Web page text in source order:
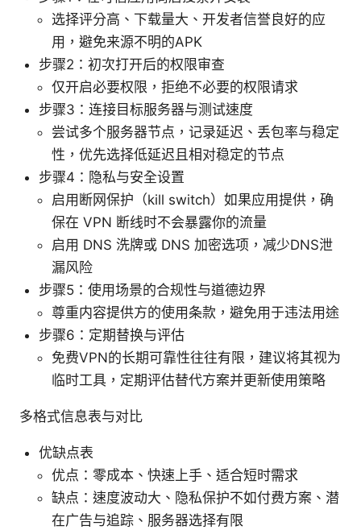
选择评分高、下载量大、开发者信誉良好的应
用，避免来源不明的APK
步骤2：初次打开后的权限审查
仅开启必要权限，拒绝不必要的权限请求
步骤3：连接目标服务器与测试速度
尝试多个服务器节点，记录延迟、丢包率与稳定
性，优先选择低延迟且相对稳定的节点
步骤4：隐私与安全设置
启用断网保护（kill switch）如果应用提供，确
保在 VPN 断线时不会暴露你的流量
启用 DNS 洗牌或 DNS 加密选项，减少DNS泄
漏风险
步骤5：使用场景的合规性与道德边界
尊重内容提供方的使用条款，避免用于违法用途
步骤6：定期替换与评估
免费VPN的长期可靠性往往有限，建议将其视为
临时工具，定期评估替代方案并更新使用策略
多格式信息表与对比
优缺点表
优点：零成本、快速上手、适合短时需求
缺点：速度波动大、隐私保护不如付费方案、潜
在广告与追踪、服务器选择有限